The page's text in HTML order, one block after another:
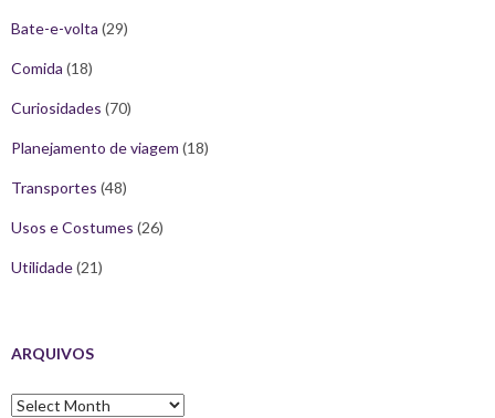
Bate-e-volta (29)
Comida (18)
Curiosidades (70)
Planejamento de viagem (18)
Transportes (48)
Usos e Costumes (26)
Utilidade(21)
ARQUIVOS
Arquivos